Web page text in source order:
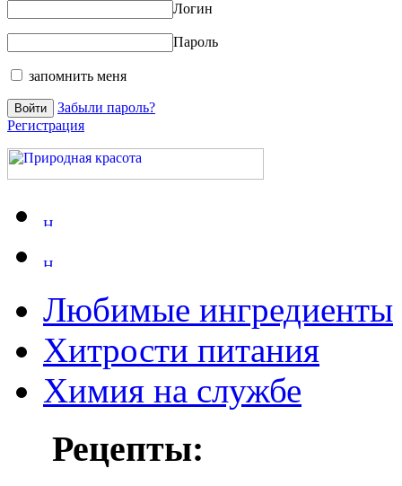
Логин
Пароль
запомнить меня
Забыли пароль?
Регистрация
Любимые ингредиенты
Хитрости питания
Химия на службе
Рецепты: